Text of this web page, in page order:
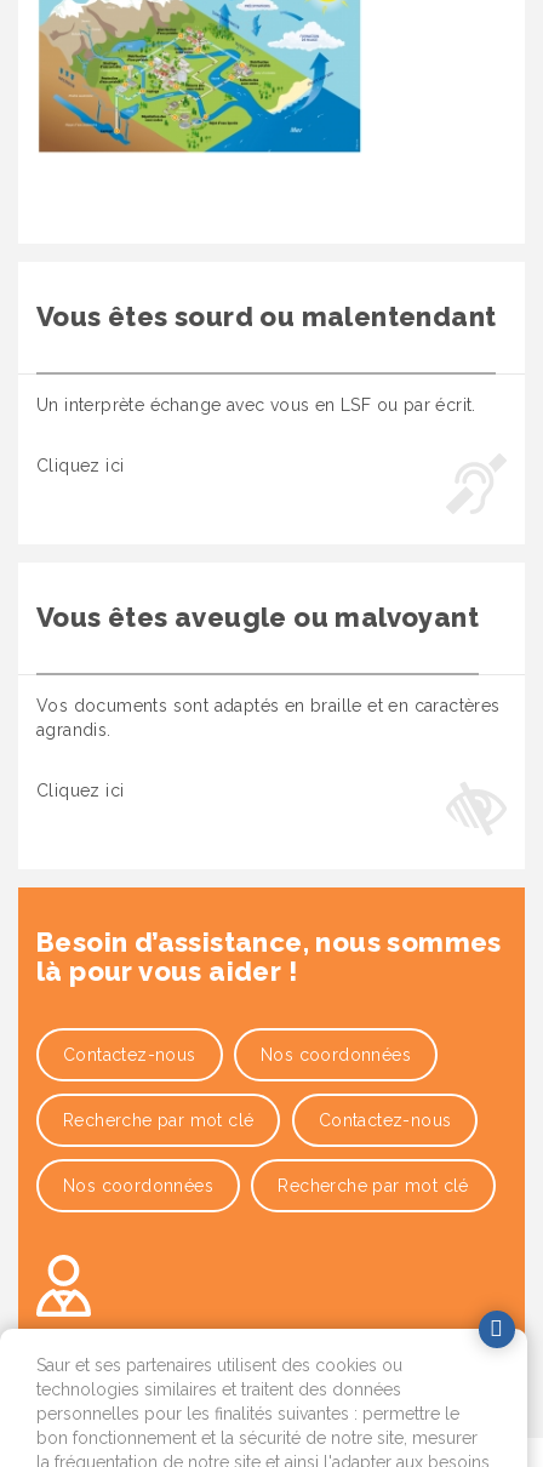
Vous êtes sourd ou malentendant
Un interprète échange avec vous en LSF ou par écrit.
Cliquez ici
Vous êtes aveugle ou malvoyant
Vos documents sont adaptés en braille et en caractères
agrandis.
Cliquez ici
Besoin d’assistance, nous sommes
là pour vous aider !
Contactez-nous Nos coordonnées
Recherche par mot clé Contactez-nous
Nos coordonnées Recherche par mot clé
OK
Saur et ses partenaires utilisent des cookies ou
technologies similaires et traitent des données
personnelles pour les finalités suivantes : permettre le
bon fonctionnement et la sécurité de notre site, mesurer
la fréquentation de notre site et ainsi l'adapter aux besoins